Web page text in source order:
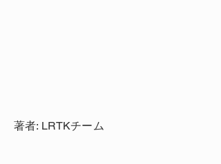
著者: LRTKチーム